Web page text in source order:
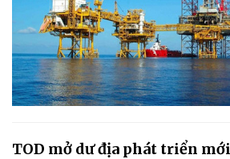
TOD mở dư địa phát triển mới